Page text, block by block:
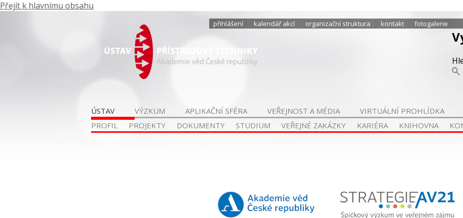
Přejít k hlavnímu obsahu
přihlášení kalendář akcí organizační struktura kontakt fotogalerie
ÚSTAV VÝZKUM APLIKAČNÍ SFÉRA VEŘEJNOST A MÉDIA
VIRTUÁLNÍ PROHLÍDKA
PROFIL
PROJEKTY DOKUMENTY STUDIUM VEŘEJNÉ ZAKÁZKY KARIÉRA KNIHOVNA